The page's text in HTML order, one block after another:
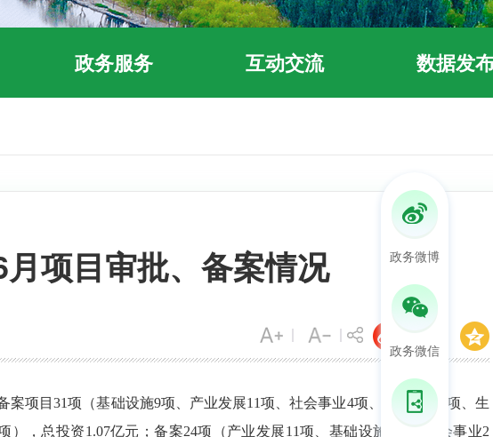
政务服务 互动交流 数据发
月项目审批、备案情况
案项目31项 （基础设施9项 产业发展11项 、社会事业4项 、仓储物流
项、生
） ，总投资1.07亿元；备案24项 （产业发展11项、 基础设施 社会事业2
政务微博
政务微信